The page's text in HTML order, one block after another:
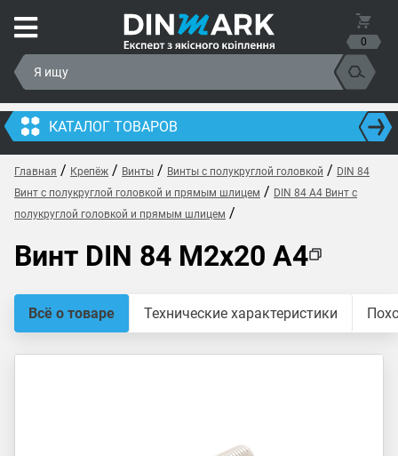
0
КАТАЛОГ ТОВАРОВ
Главная / Крепёж / Винты / Винты с полукруглой головкой / DIN 84
Винт с полукруглой головкой и прямым шлицем / DIN 84 A4 Винт с
полукруглой головкой и прямым шлицем /
Винт DIN 84 M2x20 A4
Всё о товаре Технические характеристики